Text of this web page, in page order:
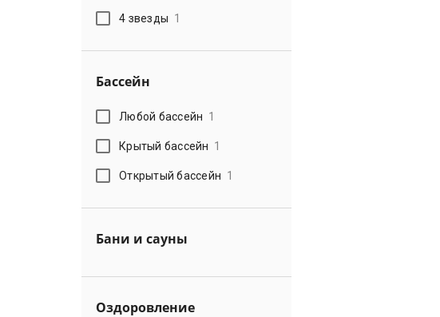
4 звезды 1
Бассейн
Любой бассейн 1
Крытый бассейн 1
Открытый бассейн 1
Бани и сауны
Оздоровление